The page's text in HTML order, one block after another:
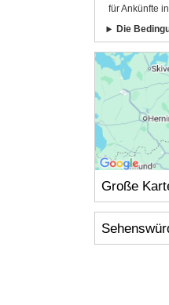
für Ankünfte
Die
Große